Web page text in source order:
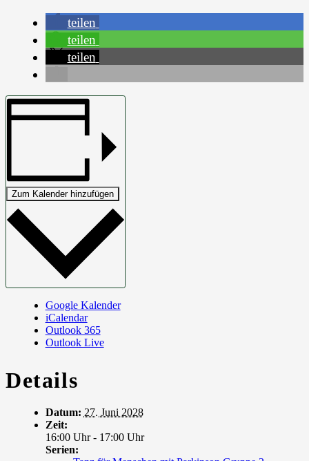
teilen
teilen
teilen
Zum Kalender hinzufügen
Google Kalender
iCalendar
Outlook 365
Outlook Live
Details
Datum: 27. Juni 2028
Zeit:
16:00 Uhr - 17:00 Uhr
Serien: